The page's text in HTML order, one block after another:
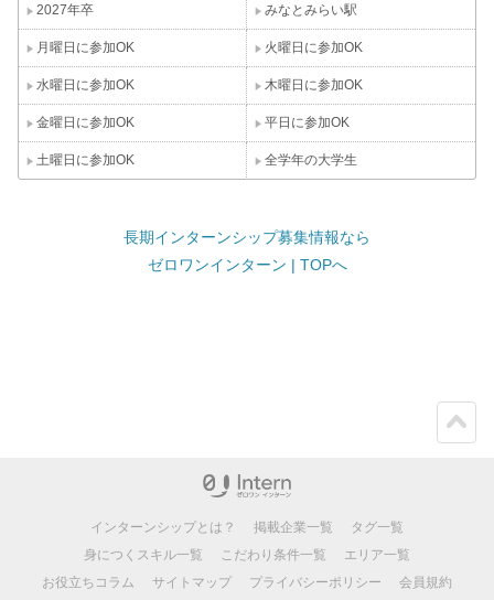
2027年卒 みなとみらい駅
月曜日に参加OK 火曜日に参加OK
水曜日に参加OK 木曜日に参加OK
金曜日に参加OK 平日に参加OK
土曜日に参加OK 全学年の大学生
長期インターンシップ募集情報なら
ゼロワンインターン | TOPへ
インターンシップとは？ 掲載企業一覧
タグ一覧
身につくスキル一覧
こだわり条件一覧
エリア一覧
お役立ちコラム
サイトマップ プライバシーポリシー 会員規約